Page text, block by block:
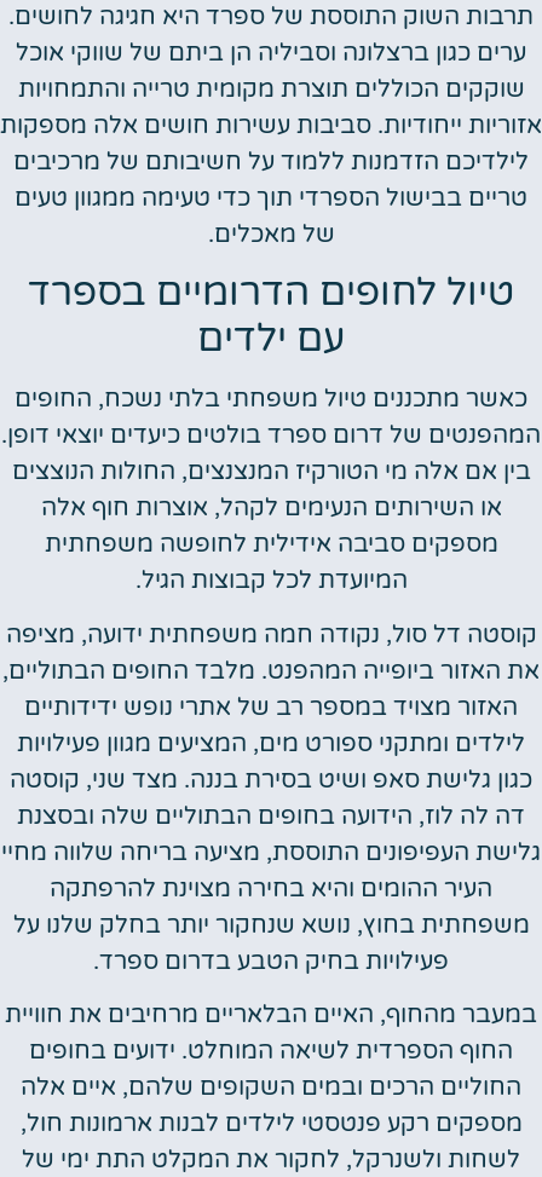
השוק התוססת של ספרד היא חגיגה לחושים.
ערים כגון ברצלונה וסביליה הן ביתם של שווקי אוכל
שוקקים הכוללים תוצרת מקומית טרייה והתמחויות
ייחודיות. סביבות עשירות חושים אלה מספקות
לילדיכם הזדמנות ללמוד על חשיבותם של מרכיבים
טריים בבישול הספרדי תוך כדי טעימה ממגוון טעים
של מאכלים.
טיול לחופים הדרומיים בספרד
עם ילדים
כאשר מתכננים טיול משפחתי בלתי נשכח, החופים
של דרום ספרד בולטים כיעדים יוצאי דופן.
אם אלה מי הטורקיז המנצנצים, החולות הנוצצים
או השירותים הנעימים לקהל, אוצרות חוף אלה
מספקים סביבה אידילית לחופשה משפחתית
המיועדת לכל קבוצות הגיל.
דל סול, נקודה חמה משפחתית ידועה, מציפה
האזור ביופייה המהפנט. מלבד החופים הבתוליים,
האזור מצויד במספר רב של אתרי נופש ידידותיים
לילדים ומתקני ספורט מים, המציעים מגוון פעילויות
גלישת סאפ ושיט בסירת בננה. מצד שני, קוסטה
דה לה לוז, הידועה בחופים הבתוליים שלה ובסצנת
העפיפונים התוססת, מציעה בריחה שלווה מחיי
העיר ההומים והיא בחירה מצוינת להרפתקה
בחוץ, נושא שנחקור יותר בחלק שלנו על
פעילויות בחיק הטבע בדרום ספרד.
מהחוף, האיים הבלאריים מרחיבים את חוויית
החוף הספרדית לשיאה המוחלט. ידועים בחופים
החוליים הרכים ובמים השקופים שלהם, איים אלה
מספקים רקע פנטסטי לילדים לבנות ארמונות חול,
לשחות ולשנרקל, לחקור את המקלט התת ימי של